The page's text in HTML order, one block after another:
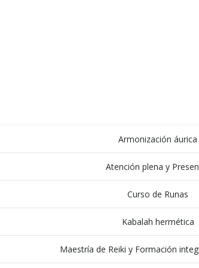
Armonización áurica
Atención plena y
Curso de Runas
Kabalah hermética
Maestría de Reiki y Formación